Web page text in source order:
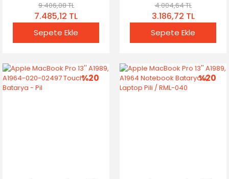
(Orjinal Üretici)
9.406,08 TL
7.485,12 TL
Sepete Ekle
RML-042
4.004,64 TL
3.186,72 TL
Sepete Ekle
%20 %20